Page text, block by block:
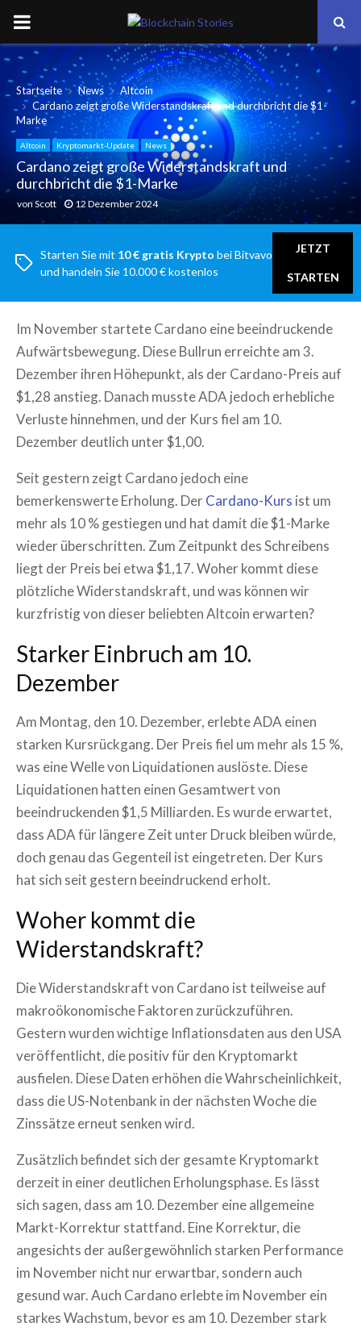
PRIMARY
MENU
Startseite News
Altcoin
Cardano zeigt große Widerstandskraft und durchbricht die $1-
Marke
Altcoin Kryptomarkt-Update News
Cardano zeigt große Widerstandskraft und
durchbricht die $1-Marke
vonScott 12 Dezember 2024
Starten Sie mit 10 € gratis Krypto bei Bitvavo
und handeln Sie 10.000 € kostenlos
JETZT
STARTEN
Im November startete Cardano eine beeindruckende
Aufwärtsbewegung. Diese Bullrun erreichte am 3.
Dezember ihren Höhepunkt, als der Cardano-Preis auf
$1,28 anstieg. Danach musste ADA jedoch erhebliche
Verluste hinnehmen, und der Kurs fiel am 10.
Dezember deutlich unter $1,00.
Seit gestern zeigt Cardano jedoch eine
bemerkenswerte Erholung. DerCardano-Kurs ist um
mehr als 10 % gestiegen und hat damit die $1-Marke
wieder überschritten. Zum Zeitpunkt des Schreibens
liegt der Preis bei etwa $1,17. Woher kommt diese
plötzliche Widerstandskraft, und was können wir
kurzfristig von dieser beliebten Altcoin erwarten?
Starker Einbruch am 10.
Dezember
Am Montag, den 10. Dezember, erlebte ADA einen
starken Kursrückgang. Der Preis fiel um mehr als 15 %,
was eine Welle von Liquidationen auslöste. Diese
Liquidationen hatten einen Gesamtwert von
beeindruckenden $1,5 Milliarden. Es wurde erwartet,
dass ADA für längere Zeit unter Druck bleiben würde,
doch genau das Gegenteil ist eingetreten. Der Kurs
hat sich seit gestern beeindruckend erholt.
Woher kommt die
Widerstandskraft?
Die Widerstandskraft von Cardano ist teilweise auf
makroökonomische Faktoren zurückzuführen.
Gestern wurden wichtige Inflationsdaten aus den USA
veröffentlicht, die positiv für den Kryptomarkt
ausfielen. Diese Daten erhöhen die Wahrscheinlichkeit,
dass die US-Notenbank in der nächsten Woche die
Zinssätze erneut senken wird.
Zusätzlich befindet sich der gesamte Kryptomarkt
derzeit in einer deutlichen Erholungsphase. Es lässt
sich sagen, dass am 10. Dezember eine allgemeine
Markt-Korrektur stattfand. Eine Korrektur, die
angesichts der außergewöhnlich starken Performance
im November nicht nur erwartbar, sondern auch
gesund war. Auch Cardano erlebte im November ein
starkes Wachstum, bevor es am 10. Dezember stark